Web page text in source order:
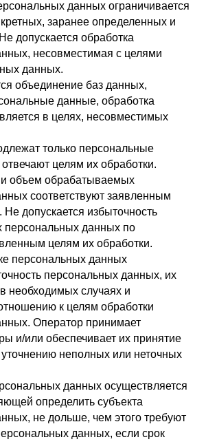
данных ограничивается
заранее определенных и
допускается обработка
несовместимая с целями
данных.
объединение баз данных,
данные, обработка
в целях, несовместимых
только персональные
целям их обработки.
объем обрабатываемых
соответствуют заявленным
Не допускается избыточность
данных по
целям их обработки.
персональных данных
персональных данных, их
необходимых случаях и
к целям обработки
Оператор принимает
и/или обеспечивает их принятие
неполных или неточных
данных осуществляется
определить субъекта
не дольше, чем этого требуют
данных, если срок